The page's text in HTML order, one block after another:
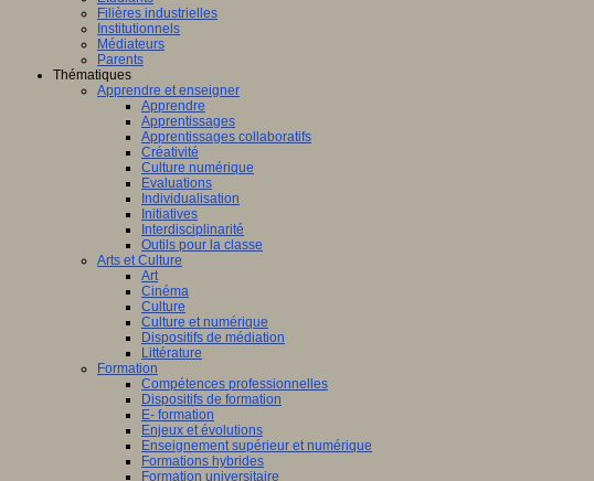
Filières industrielles
Institutionnels
Médiateurs
Parents
Thématiques
Apprendre et enseigner
Apprendre
Apprentissages
Apprentissages collaboratifs
Créativité
Culture numérique
Evaluations
Individualisation
Initiatives
Interdisciplinarité
Outils pour la classe
Arts et Culture
Art
Cinéma
Culture
Culture et numérique
Dispositifs de médiation
Littérature
Formation
Compétences professionnelles
Dispositifs de formation
E- formation
Enjeux et évolutions
Enseignement supérieur et numérique
Formations hybrides
Formation universitaire